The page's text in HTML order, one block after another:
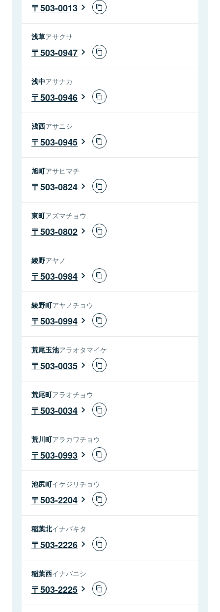
503-0013
浅草アサクサ
503-0947
浅中アサナカ
503-0946
浅西アサニシ
503-0945
旭町アサヒマチ
503-0824
東町アズマチョウ
503-0802
綾野アヤノ
503-0984
綾野町アヤノチョウ
503-0994
荒尾玉池アラオタマイケ
503-0035
荒尾町アラオチョウ
503-0034
荒川町アラカワチョウ
503-0993
池尻町イケジリチョウ
503-2204
稲葉北イナバキタ
503-2226
稲葉西イナバニシ
503-2225